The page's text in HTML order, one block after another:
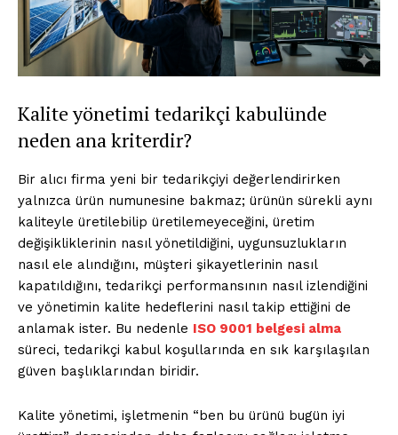
Kalite yönetimi tedarikçi kabulünde
neden ana kriterdir?
Bir alıcı firma yeni bir tedarikçiyi değerlendirirken
yalnızca ürün numunesine bakmaz; ürünün sürekli aynı
kaliteyle üretilebilip üretilemeyeceğini, üretim
değişikliklerinin nasıl yönetildiğini, uygunsuzlukların
nasıl ele alındığını, müşteri şikayetlerinin nasıl
kapatıldığını, tedarikçi performansının nasıl izlendiğini
ve yönetimin kalite hedeflerini nasıl takip ettiğini de
anlamak ister. Bu nedenle ISO 9001 belgesi alma
süreci, tedarikçi kabul koşullarında en sık karşılaşılan
güven başlıklarından biridir.
Kalite yönetimi, işletmenin “ben bu ürünü bugün iyi